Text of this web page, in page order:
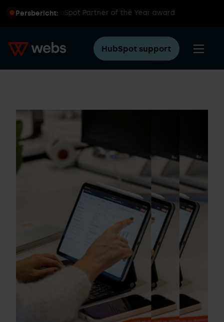
Persbericht:
HubSpot Partner of the Year award
HubSpot support